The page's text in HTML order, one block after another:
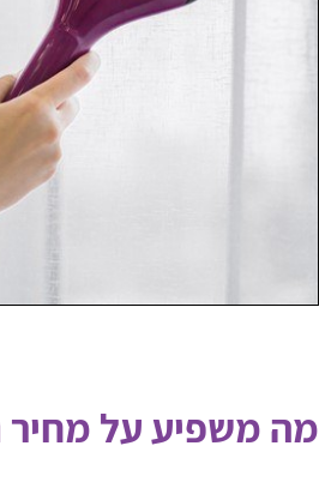
מה משפיע על מחיר